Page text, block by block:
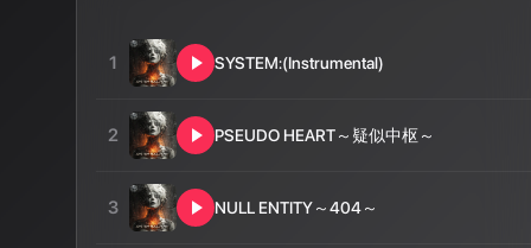
1 SYSTEM:(Instrumental)
2 PSEUDO HEART～疑似中枢～
3 NULL ENTITY～404～